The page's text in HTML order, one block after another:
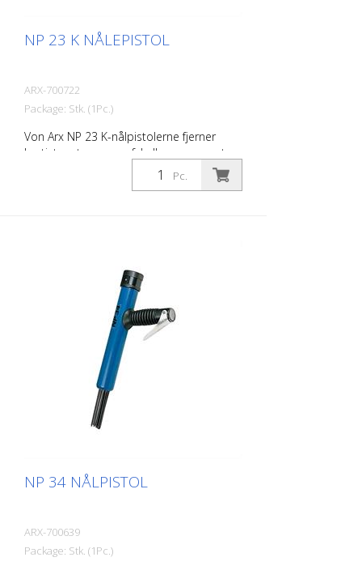
NP 23 K NÅLEPISTOL
ARX-700722
Package: Stk. (1Pc.)
Von Arx NP 23 K-nålpistolerne fjerner
hurtigt rust, renser, afskalker og opruster.
De udjævner i det væsentlige ujævne
overflader. Fordi nålene bevæger sig frit,
kg (4,9 lbs) Luftforbrug: 100 L/min. (3,5
cfm) Nåle ø 3mm: 19 stk. Lufttryk: 7 bar
(100 psi) maks. Forbindelse: G 1/4 ''
Støjniveau: 109 dB (A)
Pc.
NP 34 NÅLPISTOL
ARX-700639
Package: Stk. (1Pc.)